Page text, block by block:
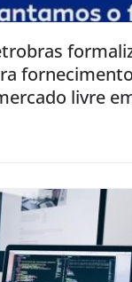
livre